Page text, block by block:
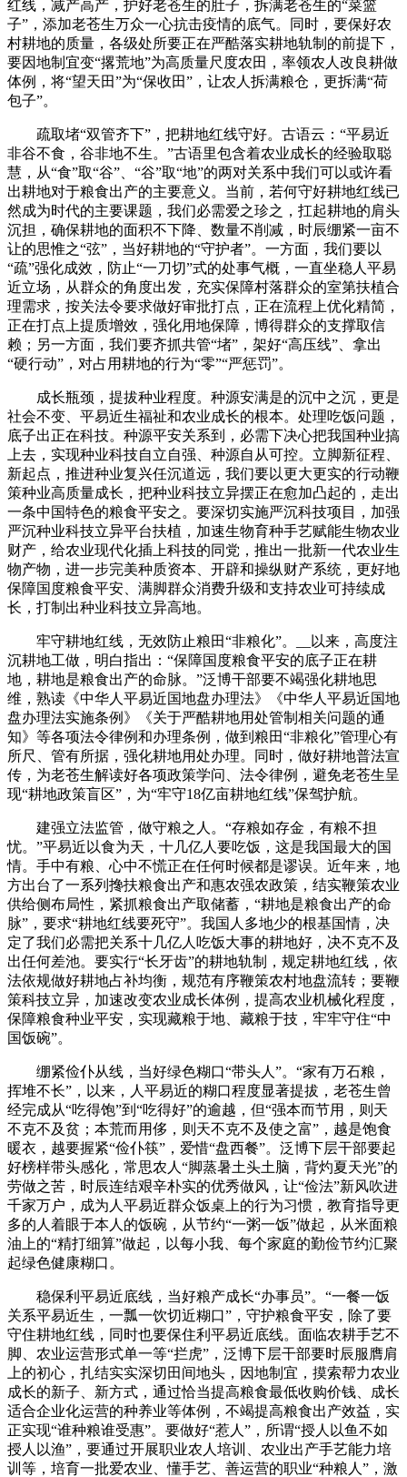
红线，减产高产，护好老苍生的肚子，拆满老苍生的“菜篮
子”，添加老苍生万众一心抗击疫情的底气。同时，要保好农
村耕地的质量，各级处所要正在严酷落实耕地轨制的前提下，
要因地制宜变“撂荒地”为高质量尺度农田，率领农人改良耕做
体例，将“望天田”为“保收田”，让农人拆满粮仓，更拆满“荷
包子”。
疏取堵“双管齐下”，把耕地红线守好。古语云：“平易近
非谷不食，谷非地不生。”古语里包含着农业成长的经验取聪
慧，从“食”取“谷”、“谷”取“地”的两对关系中我们可以或许看
出耕地对于粮食出产的主要意义。当前，若何守好耕地红线已
然成为时代的主要课题，我们必需爱之珍之，扛起耕地的肩头
沉担，确保耕地的面积不下降、数量不削减，时辰绷紧一亩不
让的思惟之“弦”，当好耕地的“守护者”。一方面，我们要以
“疏”强化成效，防止“一刀切”式的处事气概，一直坐稳人平易
近立场，从群众的角度出发，充实保障村落群众的室第扶植合
理需求，按关法令要求做好审批打点，正在流程上优化精简，
正在打点上提质增效，强化用地保障，博得群众的支撑取信
赖；另一方面，我们要齐抓共管“堵”，架好“高压线”、拿出
“硬行动”，对占用耕地的行为“零”“严惩罚”。
成长瓶颈，提拔种业程度。种源安满是的沉中之沉，更是
社会不变、平易近生福祉和农业成长的根本。处理吃饭问题，
底子出正在科技。种源平安关系到，必需下决心把我国种业搞
上去，实现种业科技自立自强、种源自从可控。立脚新征程、
新起点，推进种业复兴任沉道远，我们要以更大更实的行动鞭
策种业高质量成长，把种业科技立异摆正在愈加凸起的，走出
一条中国特色的粮食平安之。要深切实施严沉科技项目，加强
严沉种业科技立异平台扶植，加速生物育种手艺赋能生物农业
财产，给农业现代化插上科技的同党，推出一批新一代农业生
物产物，进一步完美种质资本、开辟和操纵财产系统，更好地
保障国度粮食平安、满脚群众消费升级和支持农业可持续成
长，打制出种业科技立异高地。
牢守耕地红线，无效防止粮田“非粮化”。__以来，高度注
沉耕地工做，明白指出：“保障国度粮食平安的底子正在耕
地，耕地是粮食出产的命脉。”泛博干部要不竭强化耕地思
维，熟读《中华人平易近国地盘办理法》《中华人平易近国地
盘办理法实施条例》《关于严酷耕地用处管制相关问题的通
知》等各项法令律例和办理条例，做到粮田“非粮化”管理心有
所尺、管有所据，强化耕地用处办理。同时，做好耕地普法宣
传，为老苍生解读好各项政策学问、法令律例，避免老苍生呈
现“耕地政策盲区”，为“牢守18亿亩耕地红线”保驾护航。
建强立法监管，做守粮之人。“存粮如存金，有粮不担
忧。”平易近以食为天，十几亿人要吃饭，这是我国最大的国
情。手中有粮、心中不慌正在任何时候都是谬误。近年来，地
方出台了一系列搀扶粮食出产和惠农强农政策，结实鞭策农业
供给侧布局性，紧抓粮食出产取储蓄，“耕地是粮食出产的命
脉”，要求“耕地红线要死守”。我国人多地少的根基国情，决
定了我们必需把关系十几亿人吃饭大事的耕地好，决不克不及
出任何差池。要实行“长牙齿”的耕地轨制，规定耕地红线，依
法依规做好耕地占补均衡，规范有序鞭策农村地盘流转；要鞭
策科技立异，加速改变农业成长体例，提高农业机械化程度，
保障粮食种业平安，实现藏粮于地、藏粮于技，牢牢守住“中
国饭碗”。
绷紧俭仆从线，当好绿色糊口“带头人”。“家有万石粮，
挥堆不长”，以来，人平易近的糊口程度显著提拔，老苍生曾
经完成从“吃得饱”到“吃得好”的逾越，但“强本而节用，则天
不克不及贫；本荒而用侈，则天不克不及使之富”，越是饱食
暖衣，越要握紧“俭仆筷”，爱惜“盘西餐”。泛博下层干部要起
好榜样带头感化，常思农人“脚蒸暑土头土脑，背灼夏天光”的
劳做之苦，时辰连结艰辛朴实的优秀做风，让“俭法”新风吹进
千家万户，成为人平易近群众饭桌上的行为习惯，教育指导更
多的人着眼于本人的饭碗，从节约“一粥一饭”做起，从米面粮
油上的“精打细算”做起，以每小我、每个家庭的勤俭节约汇聚
起绿色健康糊口。
稳保利平易近底线，当好粮产成长“办事员”。“一餐一饭
关系平易近生，一瓢一饮切近糊口”，守护粮食平安，除了要
守住耕地红线，同时也要保住利平易近底线。面临农耕手艺不
脚、农业运营形式单一等“拦虎”，泛博下层干部要时辰服膺肩
上的初心，扎结实实深切田间地头，因地制宜，摸索帮力农业
成长的新子、新方式，通过恰当提高粮食最低收购价钱、成长
适合企业化运营的种养业等体例，不竭提高粮食出产效益，实
正实现“谁种粮谁受惠”。要做好“惹人”，所谓“授人以鱼不如
授人以渔”，要通过开展职业农人培训、农业出产手艺能力培
训等，培育一批爱农业、懂手艺、善运营的职业“种粮人”，激